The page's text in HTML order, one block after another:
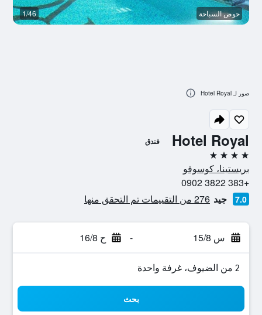
Hotel Royal فندق
4 نجوم
بريستينا، كوسوفو
+383 3822 0902
7.0 جيد 276 من التقييمات تم التحقق منها
س 15/8 - ح 16/8
2 من الضيوف، غرفة واحدة
بحث
حوض السباحة 1/46
صور لـ Hotel Royal